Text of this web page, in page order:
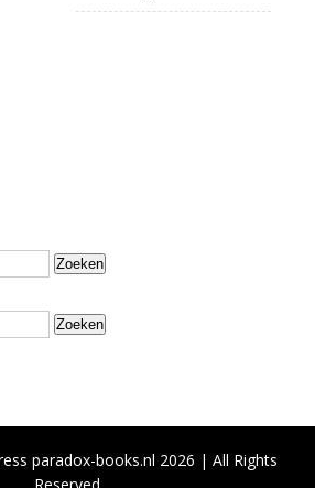
Zoeken
Zoeken
paradox-books.nl 2026 | All Rights